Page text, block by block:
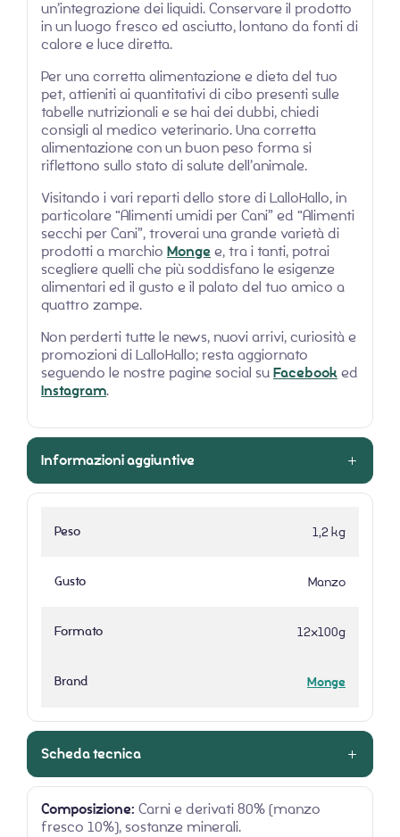
un’integrazione dei liquidi. Conservare il prodotto
in un luogo fresco ed asciutto, lontano da fonti di
calore e luce diretta.
Per una corretta alimentazione e dieta del tuo
pet, attieniti ai quantitativi di cibo presenti sulle
tabelle nutrizionali e se hai dei dubbi, chiedi
consigli al medico veterinario. Una corretta
alimentazione con un buon peso forma si
riflettono sullo stato di salute dell’animale.
Visitando i vari reparti dello store di LalloHallo, in
particolare “Alimenti umidi per Cani” ed “Alimenti
secchi per Cani”, troverai una grande varietà di
prodotti a marchio Monge e, tra i tanti, potrai
scegliere quelli che più soddisfano le esigenze
alimentari ed il gusto e il palato del tuo amico a
quattro zampe.
Non perderti tutte le news, nuovi arrivi, curiosità e
promozioni di LalloHallo; resta aggiornato
seguendo le nostre pagine social suFacebooked
Instagram.
Informazioni aggiuntive
Peso 1,2 kg
Gusto Manzo
Formato 12x100g
Brand Monge
Scheda tecnica
Composizione: Carni e derivati 80% (manzo
fresco 10%), sostanze minerali.